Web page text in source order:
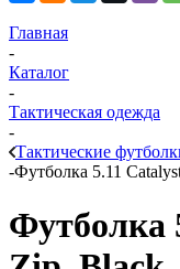
Главная
-
Каталог
-
Тактическая одежда
-
Тактические
-Футболка 5.11
Футболка